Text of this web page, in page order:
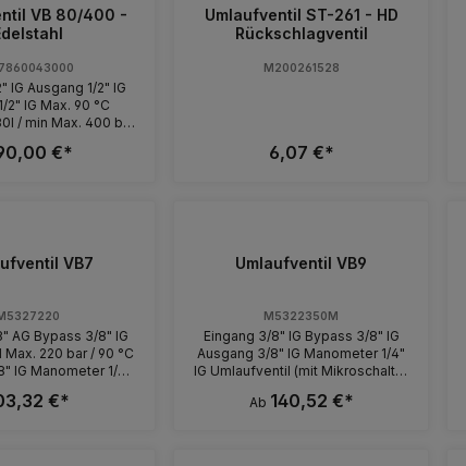
VB 80/400 -
IG Ausgang 1/2" IG
90 °C
/ min Max. 400 bar
mit einer Viton-
€*
Umlaufventil ST-261 - HD
Rückschlagventil
M200261528
6,07 €*
VB7
AG Bypass 3/8" IG
220 bar / 90 °C
IG Manometer 1/4"
€*
Umlaufventil VB9
M5322350M
Eingang 3/8" IG Bypass 3/8" IG
Ausgang 3/8" IG Manometer 1/4"
IG Umlaufventil (mit Mikroschalter
220 bar / 90 °C
Ab 140,52 €*